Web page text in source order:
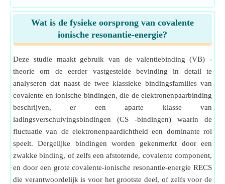
Wat is de fysieke oorsprong van covalente
ionische resonantie-energie?
Deze studie maakt gebruik van de valentiebinding (VB) -
theorie om de eerder vastgestelde bevinding in detail te
analyseren dat naast de twee klassieke bindingsfamilies van
covalente en ionische bindingen, die de elektronenpaarbinding
beschrijven, er een aparte klasse van
ladingsverschuivingsbindingen (CS -bindingen) waarin de
fluctuatie van de elektronenpaardichtheid een dominante rol
speelt. Dergelijke bindingen worden gekenmerkt door een
zwakke binding, of zelfs een afstotende, covalente component,
en door een grote covalente-ionische resonantie-energie RECS
die verantwoordelijk is voor het grootste deel, of zelfs voor de